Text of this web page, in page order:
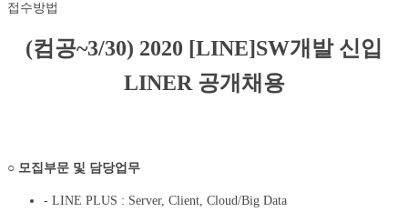
접수방법
(컴공~3/30) 2020 [LINE]SW개발 신입
LINER 공개채용
○ 모집부문 및 담당업무
- LINE PLUS : Server, Client, Cloud/Big Data